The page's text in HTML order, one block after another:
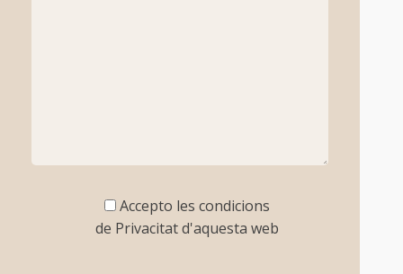
Accepto les condicions
de Privacitat d'aquesta web